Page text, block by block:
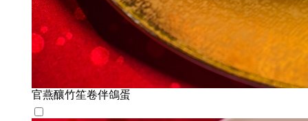
官燕釀竹笙卷伴鴿蛋